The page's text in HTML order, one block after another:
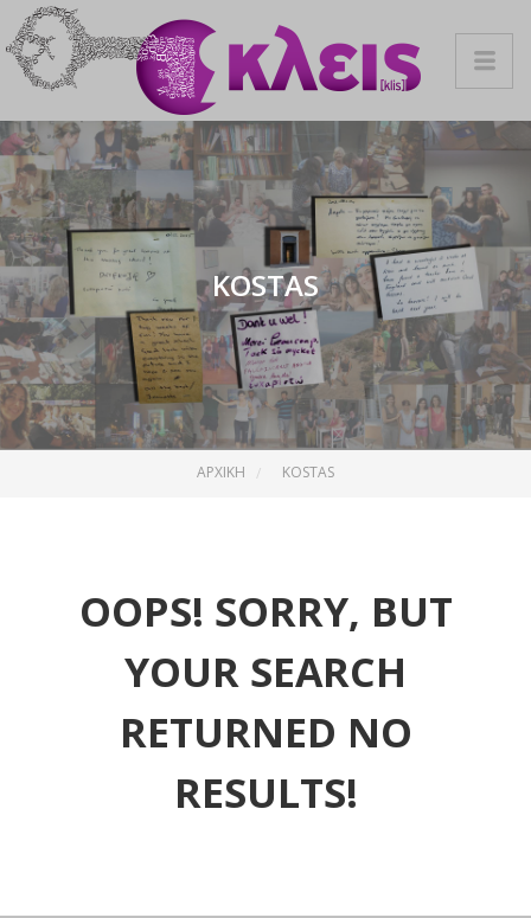
KOSTAS
ΑΡΧΙΚΉ KOSTAS
OOPS! SORRY, BUT
YOUR SEARCH
RETURNED NO
RESULTS!